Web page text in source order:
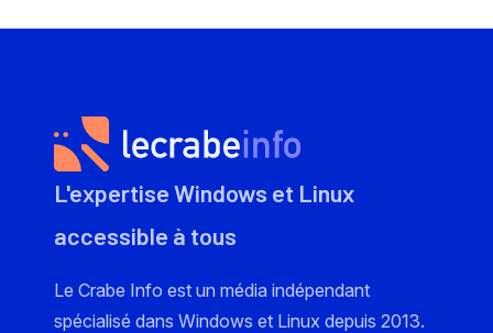
L'expertise Windows et Linux
accessible à tous
Le Crabe Info est un média indépendant
spécialisé dans Windows et Linux depuis 2013.